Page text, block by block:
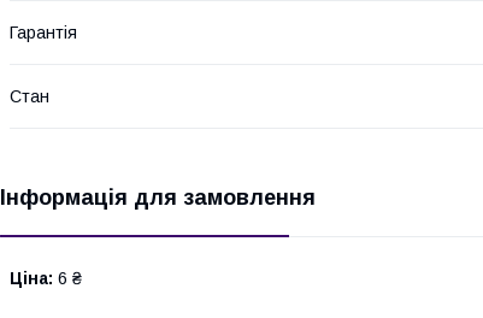
Гарантія
Стан
Інформація для замовлення
Ціна: 6 ₴